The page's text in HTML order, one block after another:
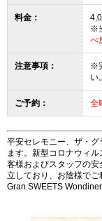
料金：
※
べ
注意事項：
※
い。
ご予約： 全
平安セレモニー、ザ・
ます。新型コロナウィ
客様およびスタッフの
立しており、お陰様でご
Gran SWEETS